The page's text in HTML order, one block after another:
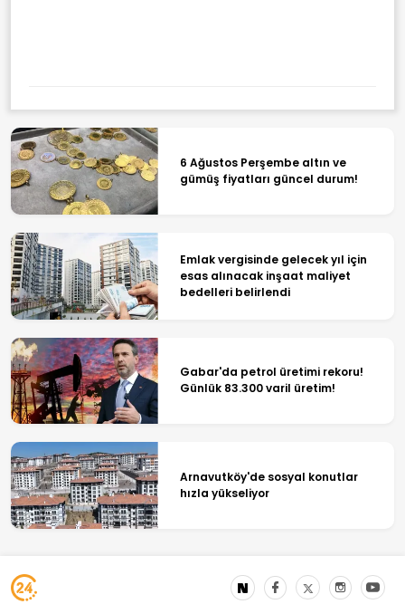
6 Ağustos Perşembe altın ve
gümüş fiyatları güncel durum!
Emlak vergisinde gelecek yıl için
esas alınacak inşaat maliyet
bedelleri belirlendi
Gabar'da petrol üretimi rekoru!
Günlük 83.300 varil üretim!
Arnavutköy'de sosyal konutlar
hızla yükseliyor